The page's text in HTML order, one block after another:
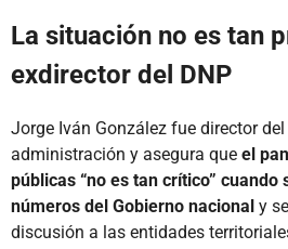
La situación no es tan
exdirector del DNP
Jorge Iván González fue director
administración y asegura que el
públicas “no es tan crítico”
números del Gobierno nacional y
discusión a las entidades